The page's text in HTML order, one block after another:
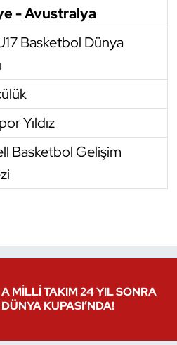
- Avustralya
Basketbol Dünya
Yıldız
Basketbol Gelişim
A MİLLİ TAKIM 24 YIL SONRA
DÜNYA KUPASI’NDA!